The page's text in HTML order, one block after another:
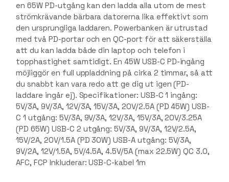
en 65W PD-utgång kan den ladda alla utom de mest
strömkrävande bärbara datorerna lika effektivt som
den ursprungliga laddaren. Powerbanken är utrustad
med två PD-portar och en QC-port för att säkerställa
att du kan ladda både din laptop och telefon i
topphastighet samtidigt. En 45W USB-C PD-ingång
möjliggör en full uppladdning på cirka 2 timmar, så att
du snabbt kan vara redo att ge dig ut igen (PD-
laddare ingår ej). Specifikationer: USB-C 1 ingång:
5V/3A, 9V/3A, 12V/3A, 15V/3A, 20V/2.5A (PD 45W) USB-
C 1 utgång: 5V/3A, 9V/3A, 12V/3A, 15V/3A, 20V/3.25A
(PD 65W) USB-C 2 utgång: 5V/3A, 9V/3A, 12V/2.5A,
15V/2A, 20V/1.5A (PD 30W) USB-A utgång: 5V/3A,
9V/2A, 12V/1.5A, 5V/4.5A, 4.5V/5A (max 22.5W) QC 3.0,
AFC, FCP Inkluderar: USB-C-kabel 1m